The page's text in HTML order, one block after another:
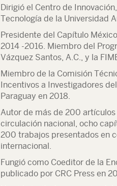
Dirigió el Centro de
Tecnología de la Universidad
Presidente del Capítulo
2014 -2016. Miembro del
Vázquez Santos, A.C., y la
Miembro de la Comisión
Incentivos a Investigadores
Paraguay en 2018.
Autor de más de 200
circulación nacional, ocho
200 trabajos presentados en
internacional.
Fungió como Coeditor de la
publicado por CRC Press en